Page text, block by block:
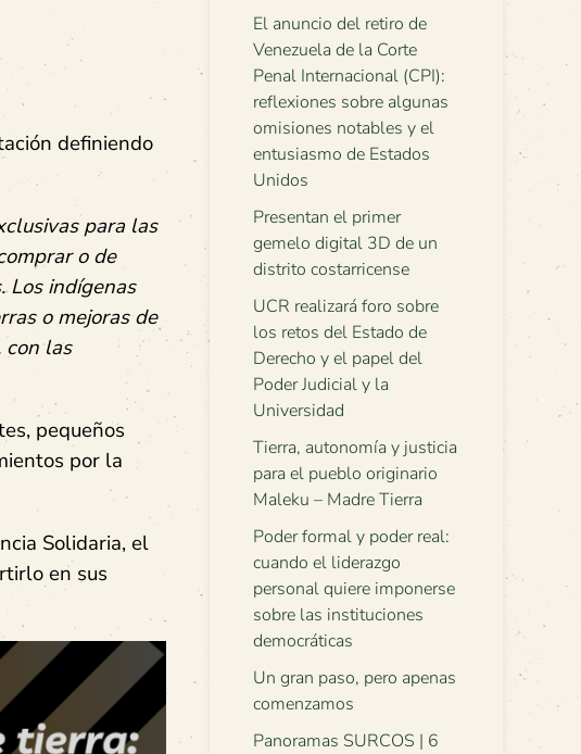
definiendo
para las
o de
Los indígenas
o mejoras de
con las
pequeños
por la
Solidaria, el
en sus
El anuncio del retiro de
Venezuela de la Corte
Penal Internacional (CPI):
reflexiones sobre algunas
omisiones notables y el
entusiasmo de Estados
Unidos
Presentan el primer
gemelo digital 3D de un
distrito costarricense
UCR realizará foro sobre
los retos del Estado de
Derecho y el papel del
Poder Judicial y la
Universidad
Tierra, autonomía y justicia
para el pueblo originario
Maleku – Madre Tierra
Poder formal y poder real:
cuando el liderazgo
personal quiere imponerse
sobre las instituciones
democráticas
Un gran paso, pero apenas
comenzamos
Panoramas SURCOS | 6